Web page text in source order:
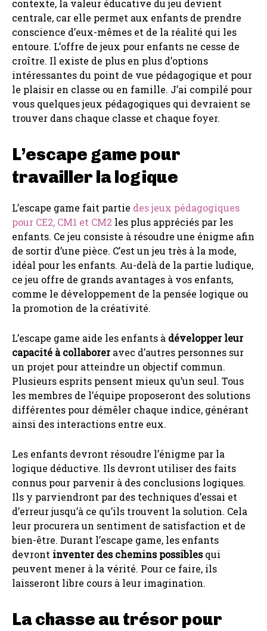
contexte, la valeur éducative du jeu devient
centrale, car elle permet aux enfants de prendre
conscience d’eux-mêmes et de la réalité qui les
entoure. L’offre de jeux pour enfants ne cesse de
croître. Il existe de plus en plus d’options
intéressantes du point de vue pédagogique et pour
le plaisir en classe ou en famille. J’ai compilé pour
vous quelques jeux pédagogiques qui devraient se
trouver dans chaque classe et chaque foyer.
L’escape game pour
travailler la logique
L’escape game fait partie des jeux pédagogiques
pour CE2, CM1 et CM2 les plus appréciés par les
enfants. Ce jeu consiste à résoudre une énigme afin
de sortir d’une pièce. C’est un jeu très à la mode,
idéal pour les enfants. Au-delà de la partie ludique,
ce jeu offre de grands avantages à vos enfants,
comme le développement de la pensée logique ou
la promotion de la créativité.
L’escape game aide les enfants à développer leur
capacité à collaboreravec d’autres personnes sur
un projet pour atteindre un objectif commun.
Plusieurs esprits pensent mieux qu’un seul. Tous
les membres de l’équipe proposeront des solutions
différentes pour démêler chaque indice, générant
ainsi des interactions entre eux.
Les enfants devront résoudre l’énigme par la
logique déductive. Ils devront utiliser des faits
connus pour parvenir à des conclusions logiques.
Ils y parviendront par des techniques d’essai et
d’erreur jusqu’à ce qu’ils trouvent la solution. Cela
leur procurera un sentiment de satisfaction et de
bien-être. Durant l’escape game, les enfants
devront inventer des chemins possiblesqui
peuvent mener à la vérité. Pour ce faire, ils
laisseront libre cours à leur imagination.
La chasse au trésor pour